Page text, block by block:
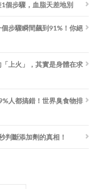
個步驟，血脂天差地別
步驟瞬間飆到91%！你絕
上火」，其實是身體在求
人都搞錯！世界臭食物排
判斷添加劑的真相！